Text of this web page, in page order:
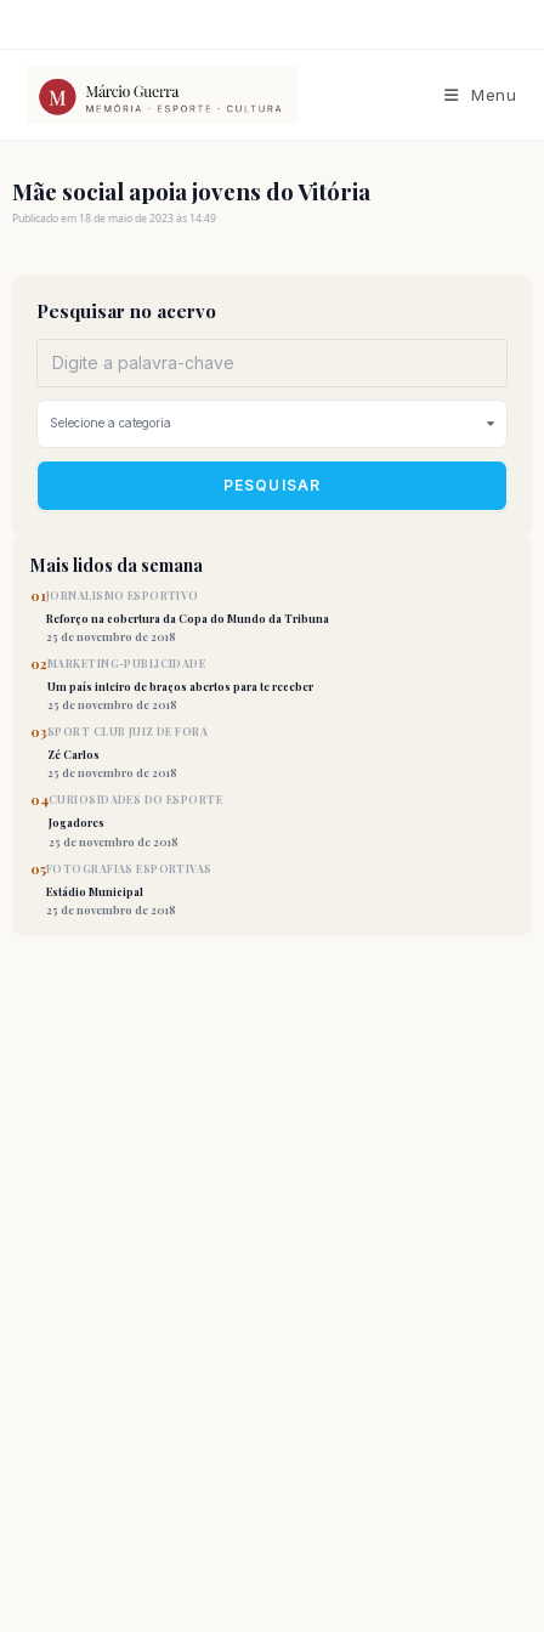
conteúdo
Menu
Mãe social apoia jovens do Vitória
Publicado em 18 de maio de 2023 às 14:49
Pesquisar no acervo
PESQUISAR
Mais lidos da semana
01JORNALISMO ESPORTIVO
Reforço na cobertura da Copa do Mundo da Tribuna
25 de novembro de 2018
02MARKETING-PUBLICIDADE
Um país inteiro de braços abertos para te receber
25 de novembro de 2018
03SPORT CLUB JUIZ DE FORA
Zé Carlos
25 de novembro de 2018
04CURIOSIDADES DO ESPORTE
Jogadores
25 de novembro de 2018
05FOTOGRAFIAS ESPORTIVAS
Estádio Municipal
25 de novembro de 2018